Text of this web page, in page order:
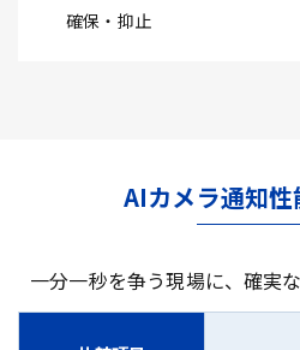
確保・抑止
AIカメラ通知
一分一秒を争う現場に、確実